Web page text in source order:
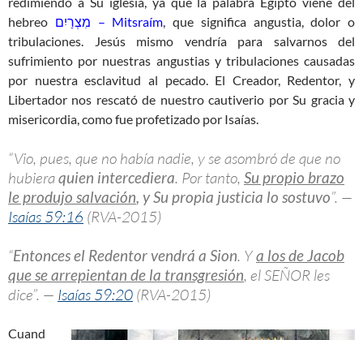
hebreo
מִצְרַיִם – Mitsraím, que significa angustia, dolor o
tribulaciones. Jesús mismo vendría para salvarnos del
sufrimiento por nuestras angustias y tribulaciones causadas
por nuestra esclavitud al pecado. El Creador, Redentor, y
Libertador nos rescató de nuestro cautiverio por Su gracia y
misericordia, como fue profetizado por Isaías.
“Vio, pues, que no había nadie, y se asombró de que no
hubieraquien intercediera. Por tanto, Su propio brazo
le produjo salvación, y Su propia justicia lo sostuvo”. —
Isaías 59:16 (RVA-2015)
“Entonces el Redentor vendrá a Sion. Ya los de Jacob
que se arrepientan de la transgresión, el SEÑOR les
dice”. — Isaías 59:20 (RVA-2015)
Cuand